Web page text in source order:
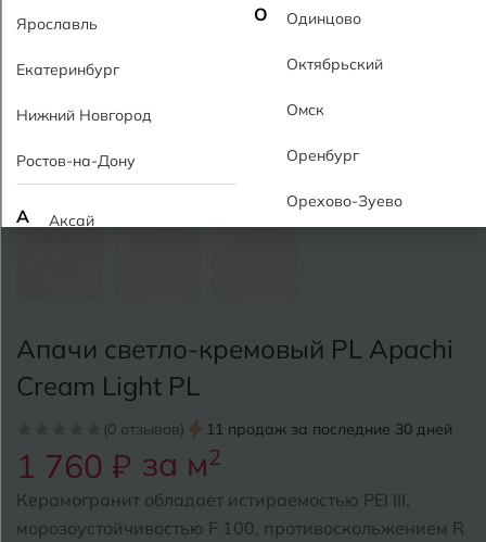
Апачи светло-кремовый PL Apachi
Cream Light PL
(0 отзывов) 11 продаж за последние 30 дней
1 760 ₽ за м2
Керамогранит обладает истираемостью PEI III,
морозоустойчивостью F 100, противоскольжением R
Ярославль
Екатеринбург
Нижний Новгород
Ростов-на-Дону
А Аксай
Анапа
Б Барнаул
Белгород
О Одинцово
Октябрьский
Омск
Оренбург
Орехово-Зуево
Псков
Ростов-на-Дону